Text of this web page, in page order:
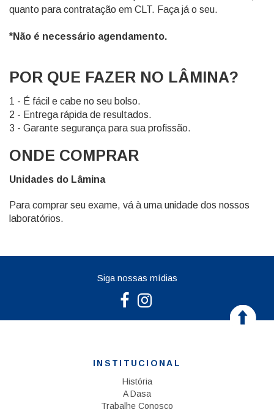
quanto para contratação em CLT. Faça já o seu.
*Não é necessário agendamento.
POR QUE FAZER NO LÂMINA?
1 - É fácil e cabe no seu bolso.
2 - Entrega rápida de resultados.
3 - Garante segurança para sua profissão.
ONDE COMPRAR
Unidades do Lâmina
Para comprar seu exame, vá à uma unidade dos nossos
laboratórios.
Siga nossas mídias
INSTITUCIONAL
História
A Dasa
Trabalhe Conosco